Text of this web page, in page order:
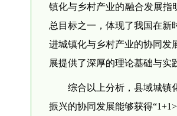
镇化与乡村产业的融合发展指
总目标之一，体现了我国在
进城镇化与乡村产业的协同发
展提供了深厚的理论基础与实
综合以上分析，县域城镇
振兴的协同发展能够获得